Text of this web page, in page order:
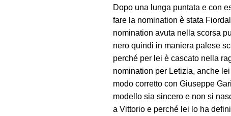
Dopo una lunga puntata e con
fare la nomination è stata
nomination avuta nella scorsa
nero quindi in maniera palese
perché per lei è cascato nella
nomination per Letizia, anche
modo corretto con Giuseppe
modello sia sincero e non si
a Vittorio e perché lei lo ha